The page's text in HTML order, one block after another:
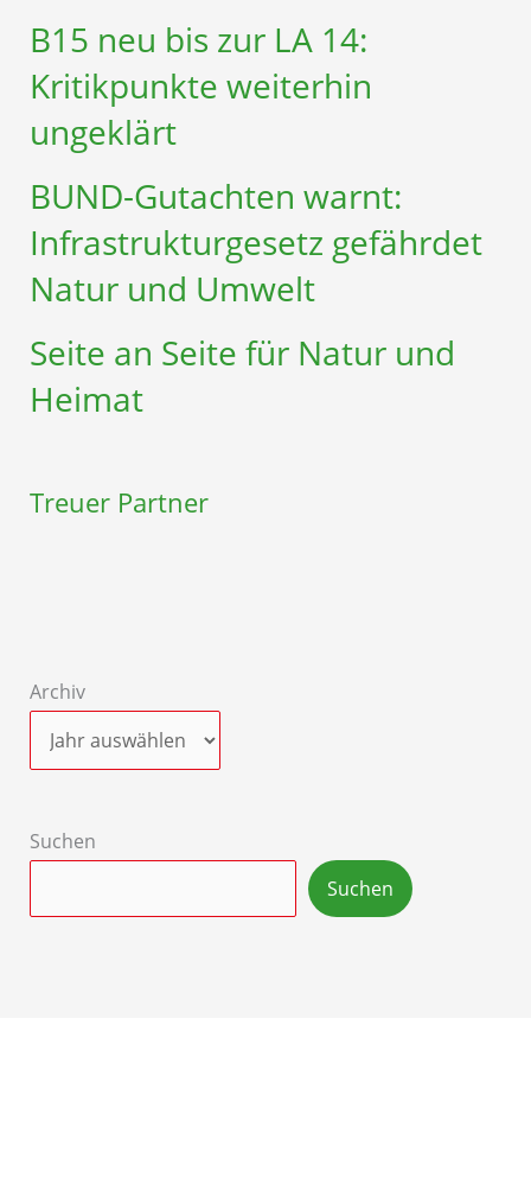
B15 neu bis zur LA 14:
Kritikpunkte weiterhin
ungeklärt
BUND-Gutachten warnt:
Infrastruktur­gesetz gefährdet
Natur und Umwelt
Seite an Seite für Natur und
Heimat
Treuer Partner
Archiv
Suchen
Suchen